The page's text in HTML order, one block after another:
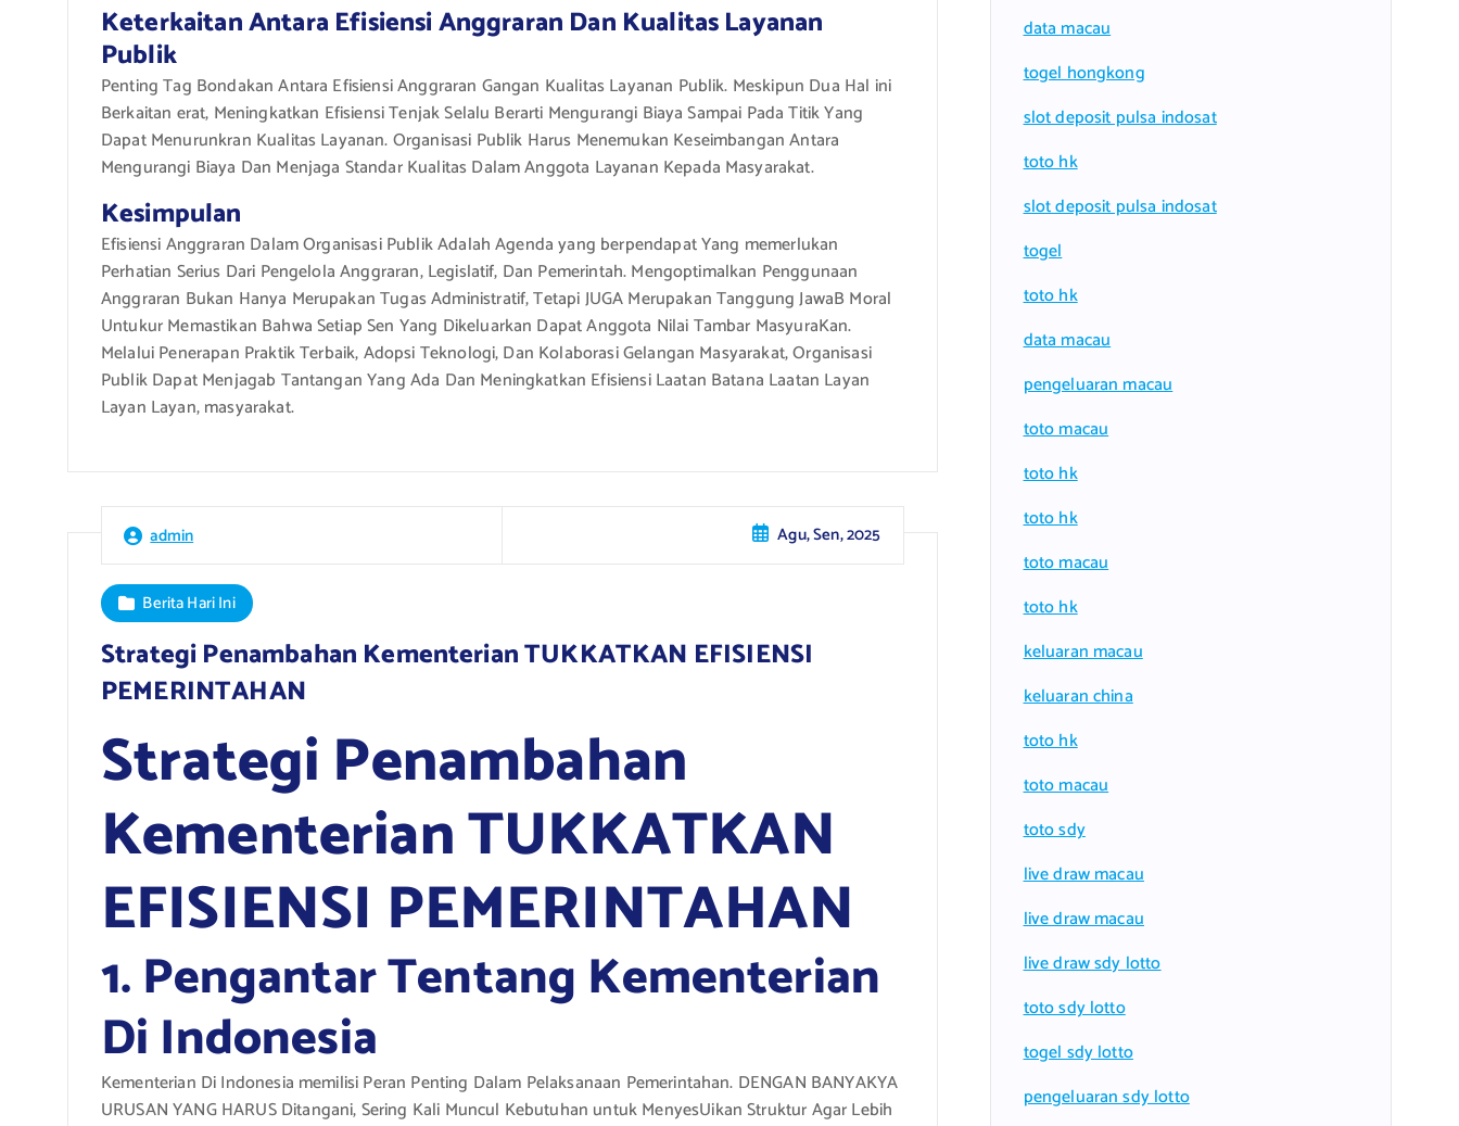
Keterkaitan Antara Efisiensi Anggraran Dan Kualitas Layanan
Publik
Penting Tag Bondakan Antara Efisiensi Anggraran Gangan Kualitas Layanan Publik. Meskipun Dua Hal ini
Berkaitan erat, Meningkatkan Efisiensi Tenjak Selalu Berarti Mengurangi Biaya Sampai Pada Titik Yang
Dapat Menurunkran Kualitas Layanan. Organisasi Publik Harus Menemukan Keseimbangan Antara
Mengurangi Biaya Dan Menjaga Standar Kualitas Dalam Anggota Layanan Kepada Masyarakat.
Kesimpulan
Efisiensi Anggraran Dalam Organisasi Publik Adalah Agenda yang berpendapat Yang memerlukan
Perhatian Serius Dari Pengelola Anggraran, Legislatif, Dan Pemerintah. Mengoptimalkan Penggunaan
Anggraran Bukan Hanya Merupakan Tugas Administratif, Tetapi JUGA Merupakan Tanggung JawaB Moral
Untukur Memastikan Bahwa Setiap Sen Yang Dikeluarkan Dapat Anggota Nilai Tambar MasyuraKan.
Melalui Penerapan Praktik Terbaik, Adopsi Teknologi, Dan Kolaborasi Gelangan Masyarakat, Organisasi
Publik Dapat Menjagab Tantangan Yang Ada Dan Meningkatkan Efisiensi Laatan Batana Laatan Layan
Layan Layan, masyarakat.
admin Agu, Sen, 2025
Berita Hari Ini
Strategi Penambahan Kementerian TUKKATKAN EFISIENSI
PEMERINTAHAN
Strategi Penambahan
Kementerian TUKKATKAN
EFISIENSI PEMERINTAHAN
1. Pengantar Tentang Kementerian
Di Indonesia
Kementerian Di Indonesia memilisi Peran Penting Dalam Pelaksanaan Pemerintahan. DENGAN BANYAKYA
URUSAN YANG HARUS Ditangani, Sering Kali Muncul Kebutuhan untuk MenyesUikan Struktur Agar Lebih
data macau
togel hongkong
slot deposit pulsa indosat
toto hk
slot deposit pulsa indosat
togel
toto hk
data macau
pengeluaran macau
toto macau
toto hk
toto hk
toto macau
toto hk
keluaran macau
keluaran china
toto hk
toto macau
toto sdy
live draw macau
live draw macau
live draw sdy lotto
toto sdy lotto
togel sdy lotto
pengeluaran sdy lotto